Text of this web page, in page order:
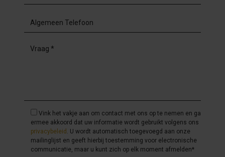
Vink het vakje aan om contact met ons op te nemen en ga
ermee akkoord dat uw informatie wordt gebruikt volgens ons
privacybeleid . U wordt automatisch toegevoegd aan onze
mailinglijst en geeft hierbij toestemming voor electronische
communicatie, maar u kunt zich op elk moment afmelden*